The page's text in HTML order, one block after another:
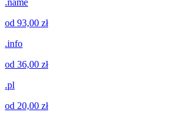
.name
od 93,00 zł
.info
od 36,00 zł
.pl
od 20,00 zł